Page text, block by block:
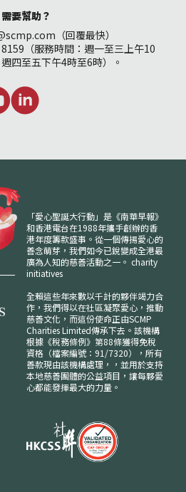
需要幫助？
（回覆最快）
（服務時間：週一至三上午10
四至五下午4時至6時）。
「愛心聖誕大行動」是《南華早報》
和香港電台在1988年攜手創辦的香
港年度籌款盛事。從一個傳揚愛心的
善念萌芽，我們如今已銳變成全港最
廣為人知的慈善活動之一。 charity
initiatives
全賴這些年來數以千計的夥伴竭力合
作，我們得以在社區凝聚愛心，推動
慈善文化，而這份使命正由SCMP
Charities Limited傳承下去。該機構
根據《稅務條例》第88條獲得免稅
資格（檔案編號：91/7320），所有
善款現由該機構處理，，並用於支持
本地慈善團體的公益項目，讓每夥愛
心都能發揮最大的力量。